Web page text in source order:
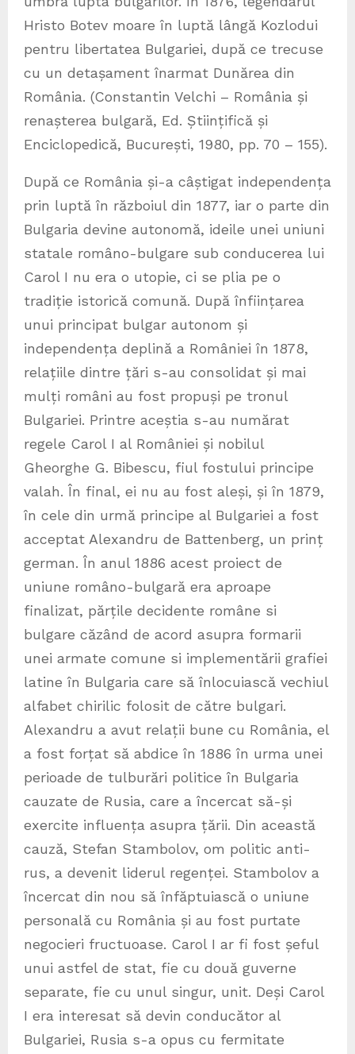
Hristo Botev moare în luptă lângă Kozlodui
pentru libertatea Bulgariei, după ce trecuse
cu un detașament înarmat Dunărea din
România. (Constantin Velchi – România și
renașterea bulgară, Ed. Științifică și
Enciclopedică, București, 1980, pp. 70 – 155).
După ce România și-a câștigat independența
prin luptă în războiul din 1877, iar o parte din
Bulgaria devine autonomă, ideile unei uniuni
statale româno-bulgare sub conducerea lui
Carol I nu era o utopie, ci se plia pe o
tradiție istorică comună. După înființarea
unui principat bulgar autonom și
independența deplină a României în 1878,
relațiile dintre țări s-au consolidat și mai
mulți români au fost propuși pe tronul
Bulgariei. Printre aceștia s-au numărat
regele Carol I al României și nobilul
Gheorghe G. Bibescu, fiul fostului principe
valah. În final, ei nu au fost aleși, și în 1879,
în cele din urmă principe al Bulgariei a fost
acceptat Alexandru de Battenberg, un prinț
german. În anul 1886 acest proiect de
uniune româno-bulgară era aproape
finalizat, părțile decidente române si
bulgare căzând de acord asupra formarii
unei armate comune si implementării grafiei
latine în Bulgaria care să înlocuiască vechiul
alfabet chirilic folosit de către bulgari.
Alexandru a avut relații bune cu România, el
a fost forțat să abdice în 1886 în urma unei
perioade de tulburări politice în Bulgaria
cauzate de Rusia, care a încercat să-și
exercite influența asupra țării. Din această
cauză, Stefan Stambolov⁠, om politic anti-
rus, a devenit liderul regenței. Stambolov a
încercat din nou să înfăptuiască o uniune
personală cu România și au fost purtate
negocieri fructuoase. Carol I ar fi fost șeful
unui astfel de stat, fie cu două guverne
separate, fie cu unul singur, unit. Deși Carol
I era interesat să devin conducător al
Bulgariei, Rusia s-a opus cu fermitate